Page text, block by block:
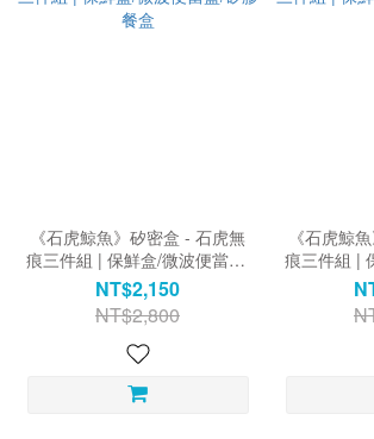
《石虎鯨魚》矽密盒 - 石虎無
痕三件組 | 保鮮盒/微波便當盒/
矽膠餐盒
NT$2,150
NT$2,800
《石虎鯨
痕三件組 |